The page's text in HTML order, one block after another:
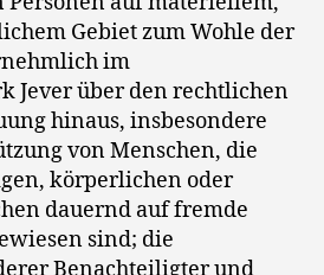
Gebiet zum Wohle der
im
Jever über den rechtlichen
hinaus, insbesondere
von Menschen, die
körperlichen oder
dauernd auf fremde
sind; die